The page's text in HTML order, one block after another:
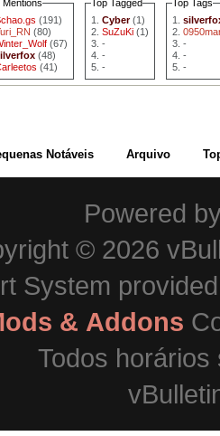
Mentions
(191)
(80)
(67)
(48)
(41)
Top Tagged
Cyber(1)
SuZuKi (1)
-
-
-
Top Tags
-
-
-
Notáveis Arquivo
Powered
© 2026
System
& Addons